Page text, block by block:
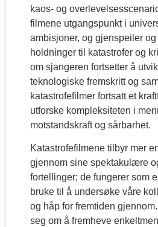
kaos- og
filmene utgangspunkt i
ambisjoner, og gjenspeiler
holdninger til katastrofer og
om sjangeren fortsetter å
teknologiske fremskritt og
katastrofefilmer fortsatt et
utforske kompleksiteten i
motstandskraft og sårbarhet.
Katastrofefilmene tilbyr mer
gjennom sine spektakulære
fortellinger; de fungerer som
bruke til å undersøke våre
og håp for fremtiden
seg om å fremheve